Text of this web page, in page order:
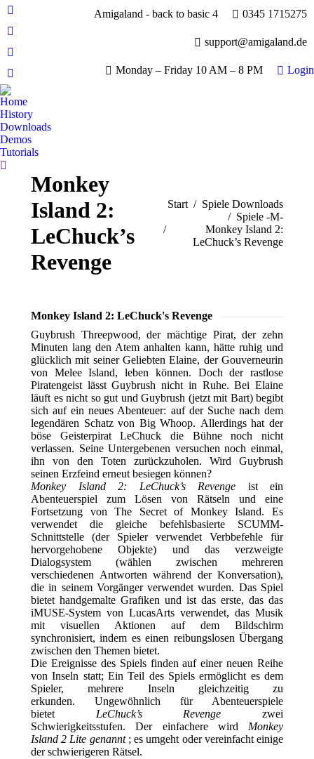
Facebook
page
opens
new
window
YouTube
page
opens
in
new
window
Whatsapp
page
opens
in
new
window
E-
Mail
page
opens
in
new
Amigaland - back to basic 4 0345 1715275
support@amigaland.de
Monday – Friday 10 AM – 8 PM Login
Home
History
Downloads
Demos
Tutorials
Search:
Monkey
Island 2:
LeChuck’s
Revenge
Sie befinden sich hier:
Start
Spiele Downloads
Spiele -M-
Monkey Island 2:
LeChuck’s Revenge
Monkey Island 2: LeChuck's Revenge
Guybrush Threepwood, der mächtige Pirat, der zehn
Minuten lang den Atem anhalten kann, hätte ruhig und
glücklich mit seiner Geliebten Elaine, der Gouverneurin
von Melee Island, leben können. Doch der rastlose
Piratengeist lässt Guybrush nicht in Ruhe. Bei Elaine
läuft es nicht so gut und Guybrush (jetzt mit Bart) begibt
sich auf ein neues Abenteuer: auf der Suche nach dem
legendären Schatz von Big Whoop. Allerdings hat der
böse Geisterpirat LeChuck die Bühne noch nicht
verlassen. Seine Untergebenen versuchen noch einmal,
ihn von den Toten zurückzuholen. Wird Guybrush
seinen Erzfeind erneut besiegen können?
Monkey Island 2: LeChuck’s Revenge ist ein
Abenteuerspiel zum Lösen von Rätseln und eine
Fortsetzung von The Secret of Monkey Island. Es
verwendet die gleiche befehlsbasierte SCUMM-
Schnittstelle (der Spieler verwendet Verbbefehle für
hervorgehobene Objekte) und das verzweigte
Dialogsystem (wählen zwischen mehreren
verschiedenen Antworten während der Konversation),
die in seinem Vorgänger verwendet wurden. Das Spiel
bietet handgemalte Grafiken und ist das erste, das das
iMUSE-System von LucasArts verwendet, das Musik
mit visuellen Aktionen auf dem Bildschirm
synchronisiert, indem es einen reibungslosen Übergang
zwischen den Themen bietet.
Die Ereignisse des Spiels finden auf einer neuen Reihe
von Inseln statt; Ein Teil des Spiels ermöglicht es dem
Spieler, mehrere Inseln gleichzeitig zu
erkunden. Ungewöhnlich für Abenteuerspiele
bietet LeChuck’s Revenge zwei
Schwierigkeitsstufen. Der einfachere wird Monkey
Island 2 Lite genannt; es umgeht oder vereinfacht einige
der schwierigeren Rätsel.